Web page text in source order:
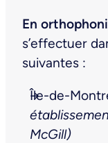
En
s’effectuer
suivantes :
Île-de-
McGill)